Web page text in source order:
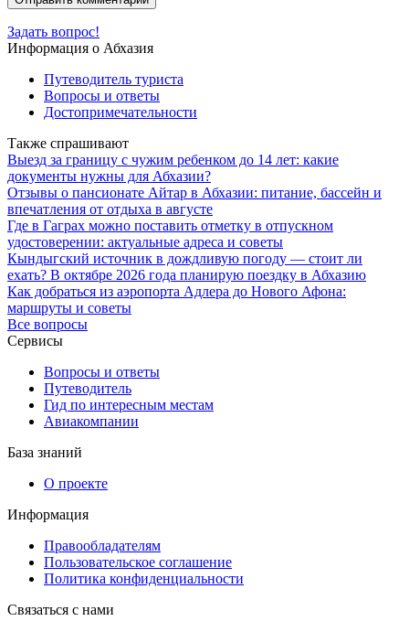
Задать вопрос!
Информация о Абхазия
Путеводитель туриста
Вопросы и ответы
Достопримечательности
Также спрашивают
Выезд за границу с чужим ребенком до 14 лет: какие
документы нужны для Абхазии?
Отзывы о пансионате Айтар в Абхазии: питание, бассейн и
впечатления от отдыха в августе
Где в Гаграх можно поставить отметку в отпускном
удостоверении: актуальные адреса и советы
Кындыгский источник в дождливую погоду — стоит ли
ехать? В октябре 2026 года планирую поездку в Абхазию
Как добраться из аэропорта Адлера до Нового Афона:
маршруты и советы
Все вопросы
Сервисы
Вопросы и ответы
Путеводитель
Гид по интересным местам
Авиакомпании
База знаний
О проекте
Информация
Правообладателям
Пользовательское соглашение
Политика конфиденциальности
Связаться с нами